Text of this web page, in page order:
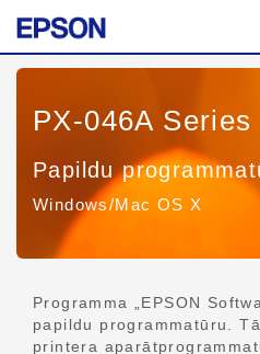
PX-046A Series
Papildu
Windows/Mac OS X
Programma „EPSON
papildu programmatūru.
printera